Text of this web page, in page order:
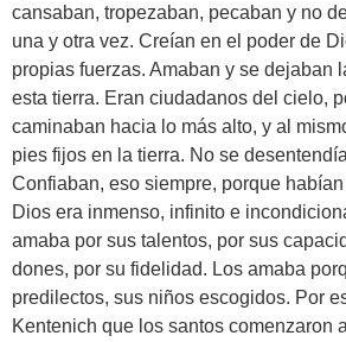
cansaban, tropezaban, pecaban y no
una y otra vez. Creían en el poder de
propias fuerzas. Amaban y se dejaban
esta tierra. Eran ciudadanos del cielo,
caminaban hacia lo más alto, y al
pies fijos en la tierra. No se
Confiaban, eso siempre, porque
Dios era inmenso, infinito e
amaba por sus talentos, por sus
dones, por su fidelidad. Los amaba
predilectos, sus niños escogidos. Por
Kentenich que los santos comenzaron